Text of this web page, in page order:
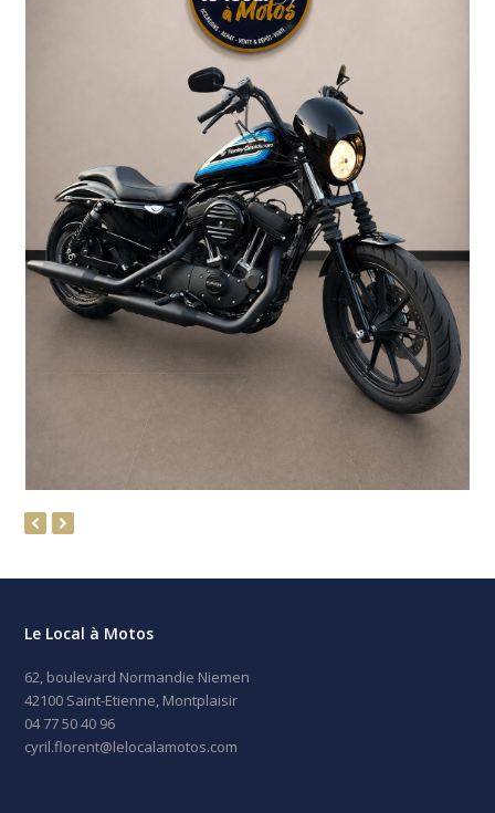
previous
Le Local à Motos
62, boulevard Normandie Niemen
42100 Saint-Etienne, Montplaisir
04 77 50 40 96
cyril.florent@lelocalamotos.com